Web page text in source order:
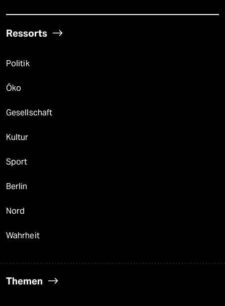
Ressorts
Politik
Öko
Gesellschaft
Kultur
Sport
Berlin
Nord
Wahrheit
Themen